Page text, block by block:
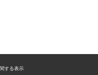
する表示